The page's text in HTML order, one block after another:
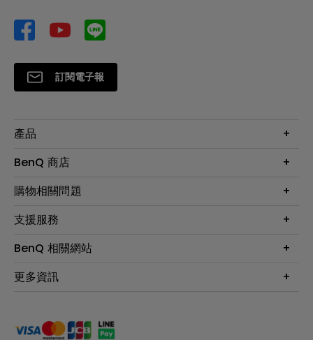
訂閱電子報
產品
大型液晶
投影機
智慧照明
專業拍物視訊鏡頭
BenQ 商店
最新產品與活動
尋找銷售據點
會員綁定LINE教學
購物相關問題
第一次購物就上手
延長保固購買
贈品兌換網站首頁
支援服務
服務公告
保固條例
手冊與軟體下載
BenQ 相關網站
專業商用解決方案
BenQ 大娛樂家
更多資訊
永續發展